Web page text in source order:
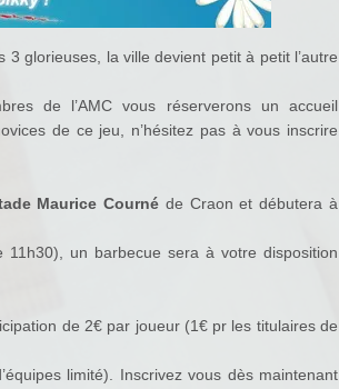
glorieuses, la ville devient petit à petit l’autre
de l’AMC vous réserverons un accueil
de ce jeu, n’hésitez pas à vous inscrire
Maurice Courné de Craon et débutera à
un barbecue sera à votre disposition
de 2€ par joueur (1€ pr les titulaires de
limité). Inscrivez vous dès maintenant